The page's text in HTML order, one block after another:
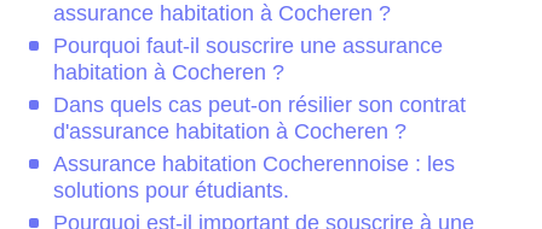
assurance habitation à Cocheren ?
Pourquoi faut-il souscrire une assurance
habitation à Cocheren ?
Dans quels cas peut-on résilier son contrat
d'assurance habitation à Cocheren ?
Assurance habitation Cocherennoise : les
solutions pour étudiants.
Pourquoi est-il important de souscrire à une